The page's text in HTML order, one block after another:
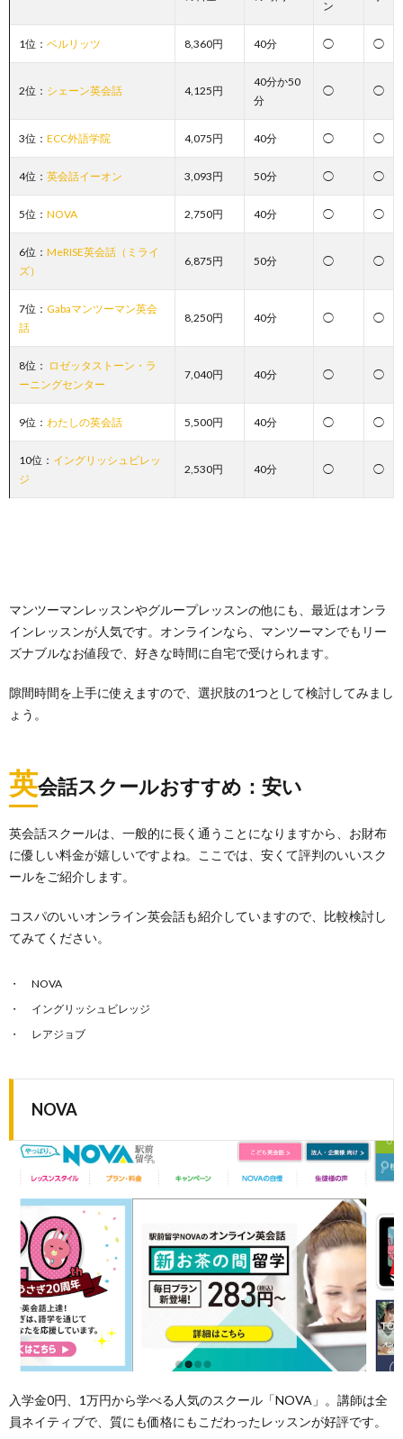
ン
1位： ベルリッツ 8,360円 40分 ◯ ◯
2位： シェーン英会話 4,125円
40分か50
分
◯ ◯
3位： ECC外語学院 4,075円 40分 ◯ ◯
4位： 英会話イーオン 3,093円 50分 ◯ ◯
5位： NOVA 2,750円 40分 ◯ ◯
6位： MeRISE英会話（ミライ
ズ）
6,875円 50分 ◯ ◯
7位： Gabaマンツーマン英会
話
8,250円 40分 ◯ ◯
8位： ロゼッタストーン・ラ
ーニングセンター
7,040円 40分 ◯ ◯
9位： わたしの英会話 5,500円 40分 ◯ ◯
10位： イングリッシュビレッ
ジ
2,530円 40分 ◯ ◯
マンツーマンレッスンやグループレッスンの他にも、最近はオンラ
インレッスンが人気です。オンラインなら、マンツーマンでもリー
ズナブルなお値段で、好きな時間に自宅で受けられます。
隙間時間を上手に使えますので、選択肢の1つとして検討してみまし
ょう。
英会話スクールおすすめ：安い
英会話スクールは、一般的に長く通うことになりますから、お財布
に優しい料金が嬉しいですよね。ここでは、安くて評判のいいスク
ールをご紹介します。
コスパのいいオンライン英会話も紹介していますので、比較検討し
てみてください。
NOVA
イングリッシュビレッジ
レアジョブ
NOVA
入学金0円、1万円から学べる人気のスクール「NOVA」。講師は全
員ネイティブで、質にも価格にもこだわったレッスンが好評です。